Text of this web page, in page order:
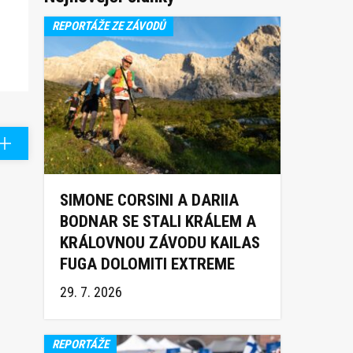
REPORTÁŽE ZE ZÁVODŮ
SIMONE CORSINI A DARIIA
BODNAR SE STALI KRÁLEM A
KRÁLOVNOU ZÁVODU KAILAS
FUGA DOLOMITI EXTREME
TRAIL 2026
29. 7. 2026
REPORTÁŽE